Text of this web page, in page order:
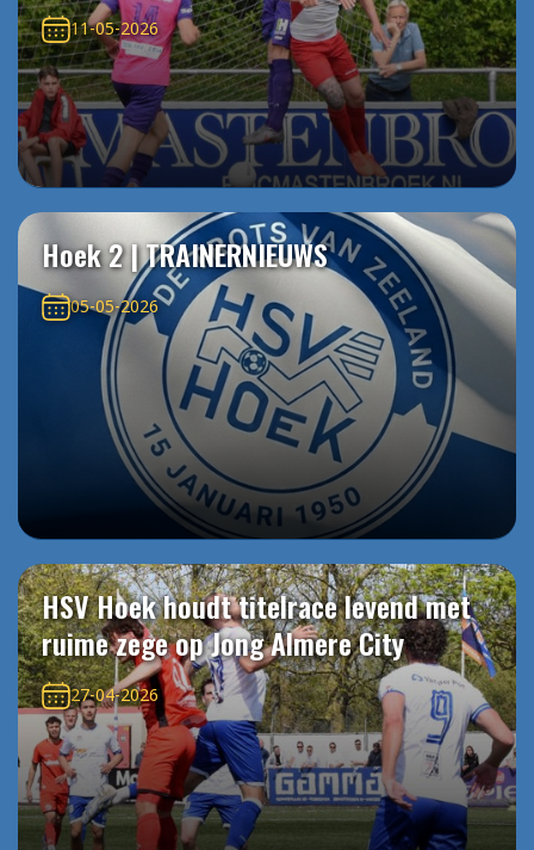
11-05-2026
Hoek 2 | TRAINERNIEUWS
05-05-2026
HSV Hoek houdt titelrace levend met
ruime zege op Jong Almere City
27-04-2026